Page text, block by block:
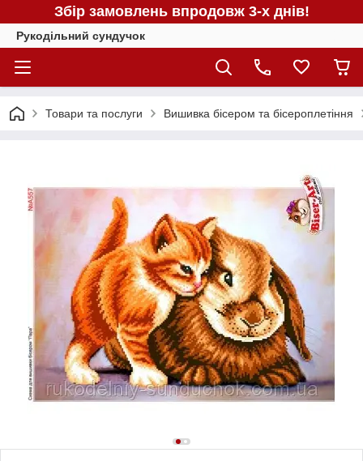
Збір замовлень впродовж 3-х днів!
Рукодільний сундучок
Товари та послуги Вишивка бісером та бісероплетіння